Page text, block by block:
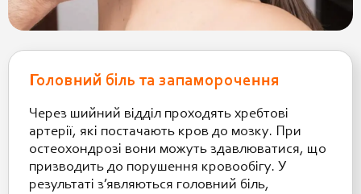
Головний біль та запаморочення
Через шийний відділ проходять хребтові
артерії, які постачають кров до мозку. При
остеохондрозі вони можуть здавлюватися, що
призводить до порушення кровообігу. У
результаті з’являються головний біль,